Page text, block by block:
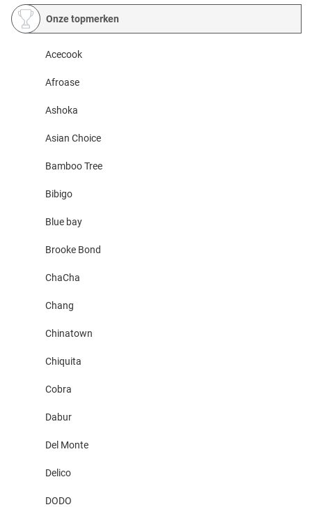
Onze topmerken
Acecook
Afroase
Ashoka
Asian Choice
Bamboo Tree
Bibigo
Blue bay
Brooke Bond
ChaCha
Chang
Chinatown
Chiquita
Cobra
Dabur
Del Monte
Delico
DODO